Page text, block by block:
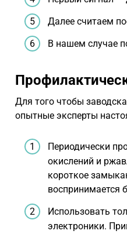
Далее считаем
В нашем случае
Для того чтобы
опытные эксперты
Периодически
окислений и
короткое
воспринимается
Использовать
электроники.